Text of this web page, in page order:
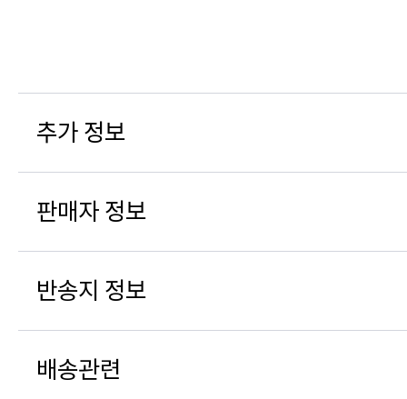
추가 정보
판매자 정보
반송지 정보
배송관련